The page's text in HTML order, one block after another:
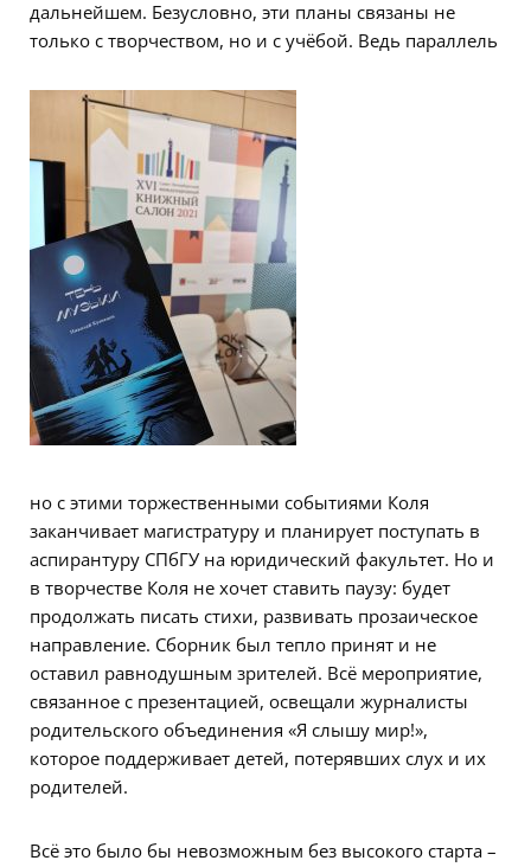
дальнейшем. Безусловно, эти планы связаны не
только с творчеством, но и с учёбой. Ведь параллель
но с этими торжественными событиями Коля
заканчивает магистратуру и планирует поступать в
аспирантуру СПбГУ на юридический факультет. Но и
в творчестве Коля не хочет ставить паузу: будет
продолжать писать стихи, развивать прозаическое
направление. Сборник был тепло принят и не
оставил равнодушным зрителей. Всё мероприятие,
связанное с презентацией, освещали журналисты
родительского объединения «Я слышу мир!»,
которое поддерживает детей, потерявших слух и их
родителей.
Всё это было бы невозможным без высокого старта –